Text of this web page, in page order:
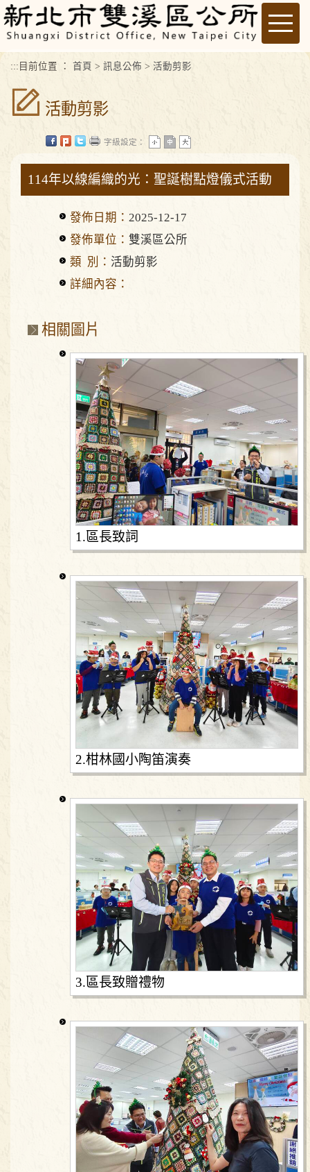
進入內容區塊
Toggle
::: 目前位置 ： 首頁 > 訊息公佈 > 活動剪影
活動剪影
字級設定：
114年以線編織的光：聖誕樹點燈儀式活動
發佈日期：2025-12-17
發佈單位：雙溪區公所
類 別： 活動剪影
詳細內容：
相關圖片
1.區長致詞
2.柑林國小陶笛演奏
3.區長致贈禮物